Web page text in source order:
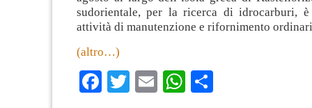
sudorientale, per la ricerca di idrocarburi,
attività di manutenzione e rifornimento
(altro…)
Facebook
TwitterEmailWhatsApp